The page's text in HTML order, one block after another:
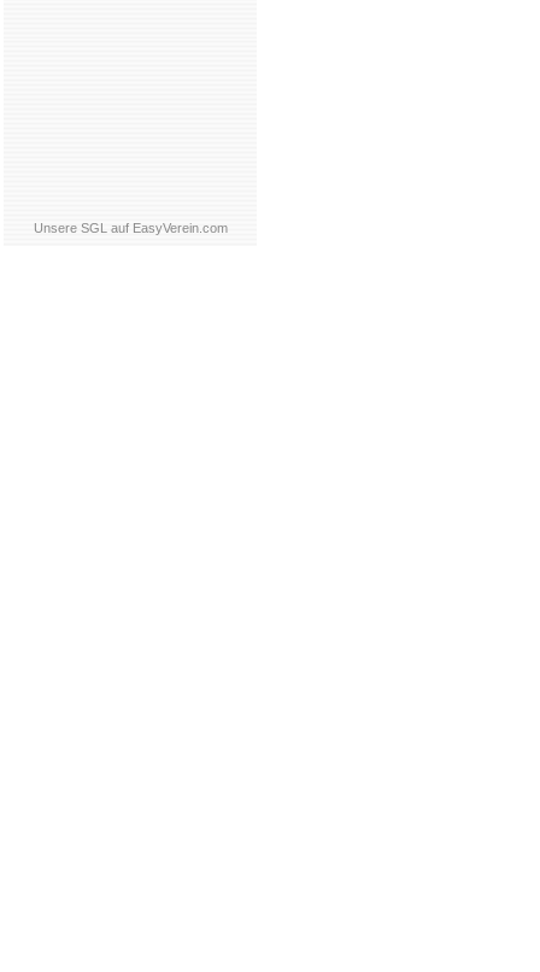
Unsere SGL auf EasyVerein.com